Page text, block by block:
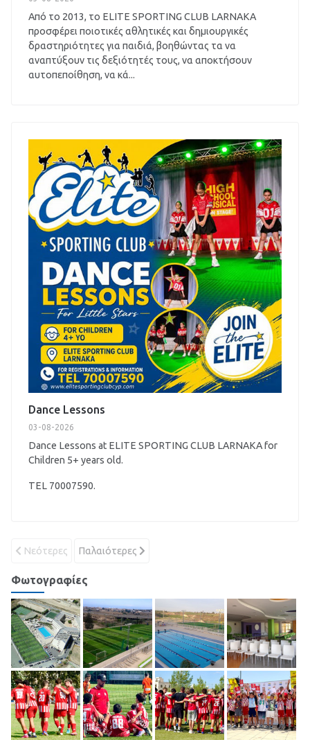
Από το 2013, το ELITE SPORTING CLUB LARNAKA
προσφέρει ποιοτικές αθλητικές και δημιουργικές
δραστηριότητες για παιδιά, βοηθώντας τα να
αναπτύξουν τις δεξιότητές τους, να αποκτήσουν
αυτοπεποίθηση, να κά...
Dance Lessons
03-08-2026
Dance Lessons at ELITE SPORTING CLUB LARNAKA for
Children 5+ years old.
TEL 70007590.
Νεότερες Παλαιότερες
Φωτογραφίες